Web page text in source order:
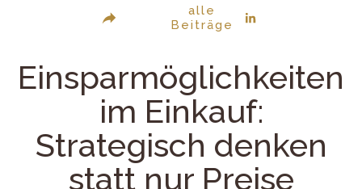
alle
Beiträge
Einsparmöglichkeiten
im Einkauf:
Strategisch denken
statt nur Preise